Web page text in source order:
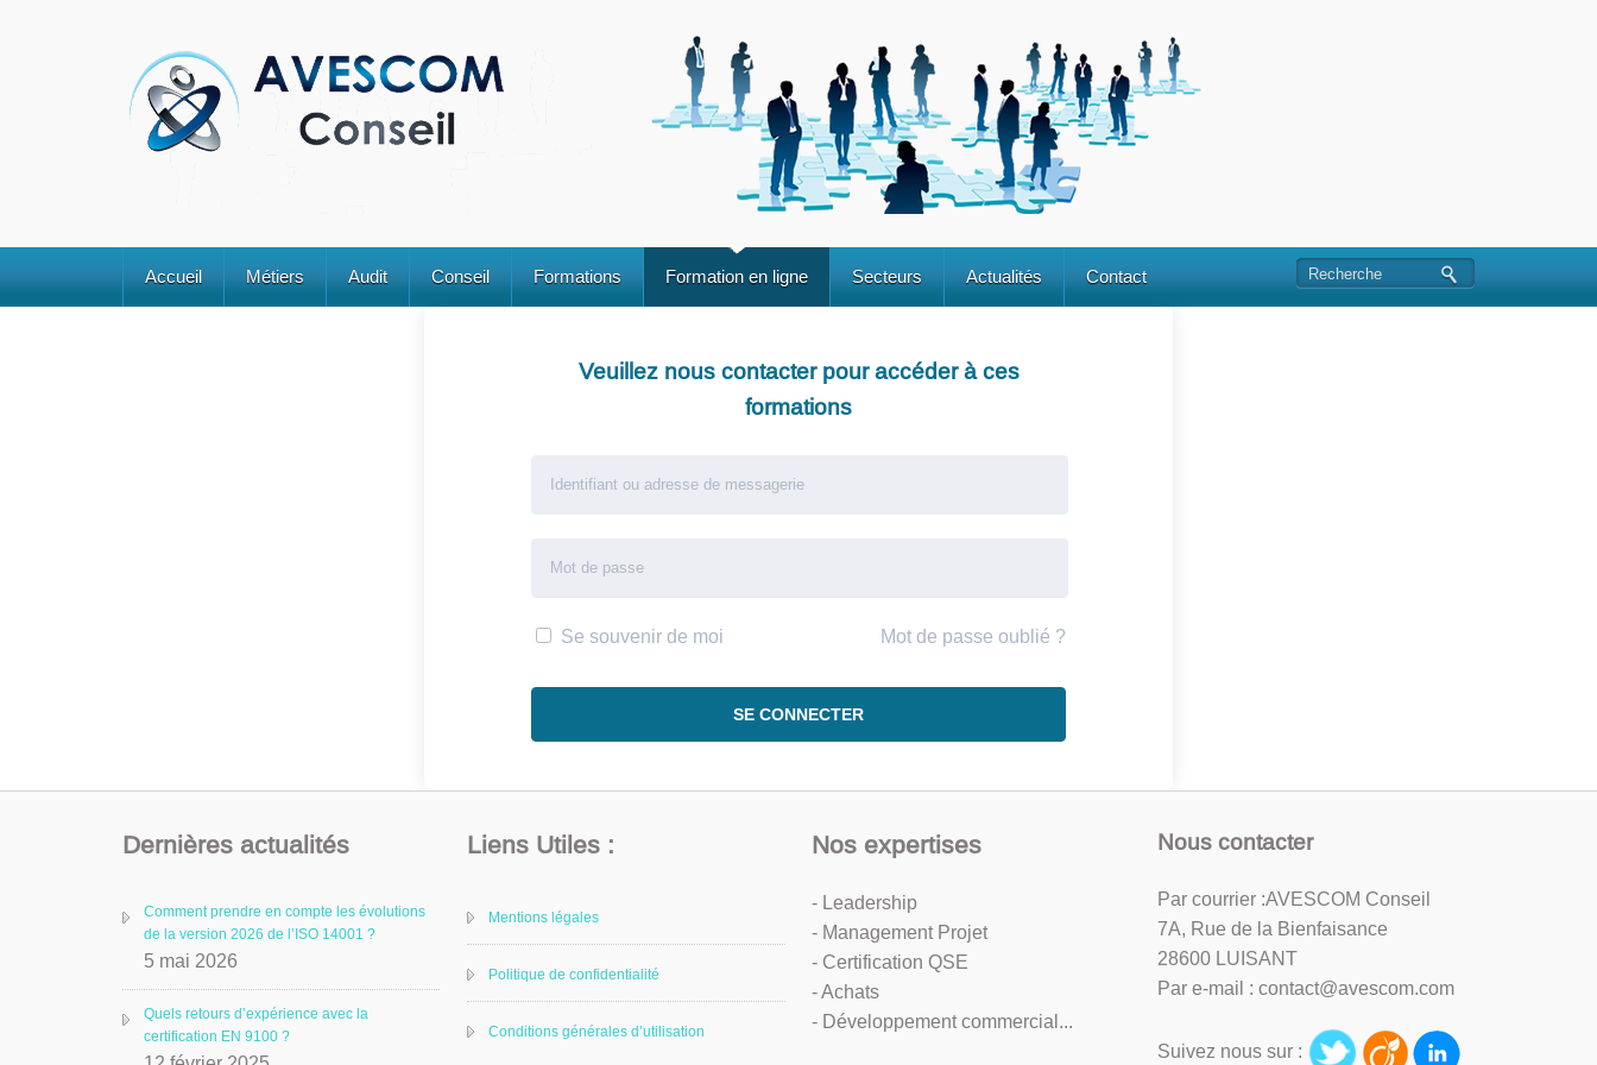
Accueil Métiers Audit Conseil Formations Formation en ligne Secteurs Actualités Contact
Veuillez nous contacter pour accéder à ces
formations
Se souvenir de moi Mot de passe oublié ?
Dernières actualités
Comment prendre en compte les évolutions
de la version 2026 de l’ISO 14001 ?
5 mai 2026
Quels retours d’expérience avec la
certification EN 9100 ?
Liens Utiles :
Mentions légales
Politique de confidentialité
Conditions générales d’utilisation
Nos expertises
- Leadership
- Management Projet
- Certification QSE
- Achats
- Développement commercial...
Nous contacter
Par courrier :AVESCOM Conseil
7A, Rue de la Bienfaisance
28600 LUISANT
Par e-mail : contact@avescom.com
Suivez nous sur :